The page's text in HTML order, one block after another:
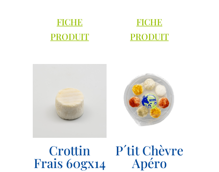
FICHE
PRODUIT
FICHE
PRODUIT
Crottin
Frais 60gx14
P´tit Chèvre
Apéro